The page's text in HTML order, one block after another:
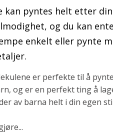
kan pyntes helt etter
og du kan
enkelt eller pynte
er perfekte til å
og er en perfekt ting å
av barna helt i din egen